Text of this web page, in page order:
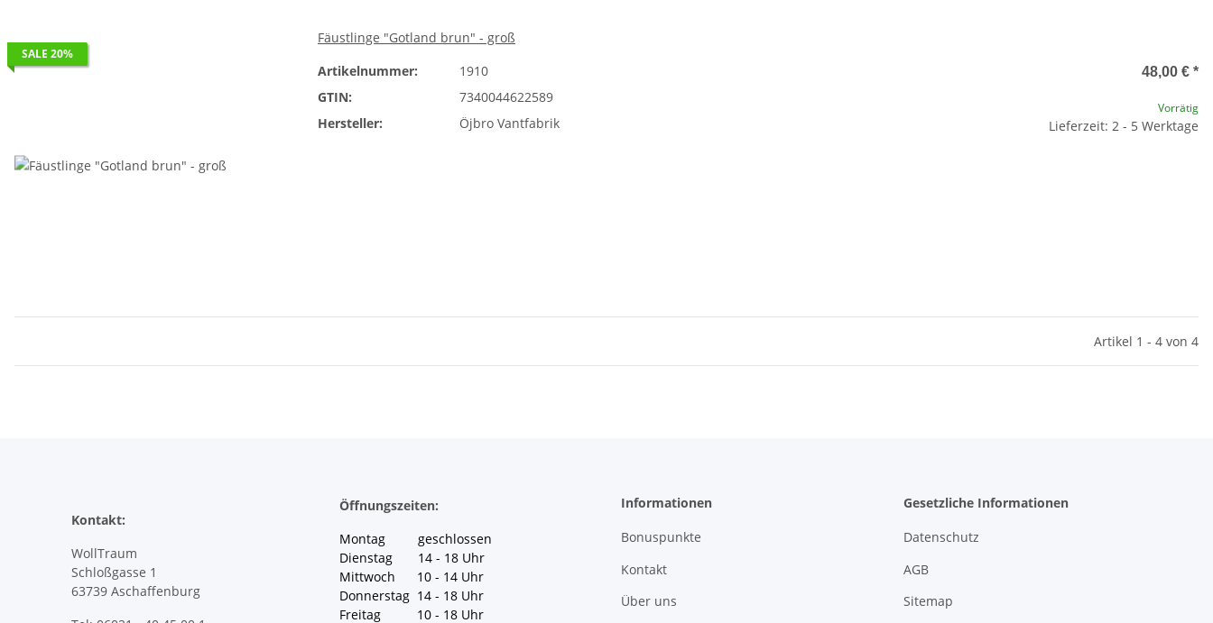
SALE 20%
Fäustlinge "Gotland brun" - groß
Artikelnummer:
1910
GTIN:
7340044622589
Hersteller:
Öjbro Vantfabrik
48,00 € *
Vorrätig
Lieferzeit: 2 - 5 Werktage
Artikel 1 - 4 von 4
Kontakt:
WollTraum
Schloßgasse 1
63739 Aschaffenburg
Öffnungszeiten:
Montag geschlossen
Dienstag 14 - 18 Uhr
Mittwoch 10 - 14 Uhr
Donnerstag 14 - 18 Uhr
Freitag 10 - 18 Uhr
Informationen
Bonuspunkte
Kontakt
Über uns
Gesetzliche Informationen
Datenschutz
AGB
Sitemap